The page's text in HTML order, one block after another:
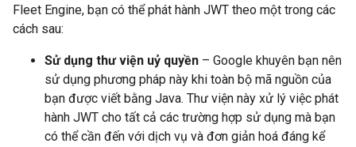
Fleet Engine, bạn có thể phát hành JWT theo một trong các
cách sau:
Sử dụng thư viện uỷ quyền – Google khuyên bạn nên
sử dụng phương pháp này khi toàn bộ mã nguồn của
bạn được viết bằng Java. Thư viện này xử lý việc phát
hành JWT cho tất cả các trường hợp sử dụng mà bạn
có thể cần đến với dịch vụ và đơn giản hoá đáng kể